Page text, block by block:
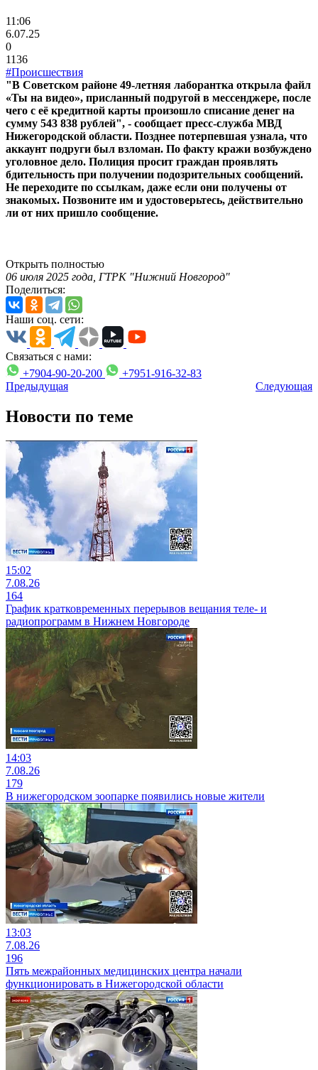
11:06
6.07.25
0
1136
#Происшествия
"В Советском районе 49-летняя лаборантка открыла файл
«Ты на видео», присланный подругой в мессенджере, после
чего с её кредитной карты произошло списание денег на
сумму 543 838 рублей", - сообщает пресс-служба МВД
Нижегородской области. Позднее потерпевшая узнала, что
аккаунт подруги был взломан. По факту кражи возбуждено
уголовное дело. Полиция просит граждан проявлять
бдительность при получении подозрительных сообщений.
Не переходите по ссылкам, даже если они получены от
знакомых. Позвоните им и удостоверьтесь, действительно
ли от них пришло сообщение.
Открыть полностью
06 июля 2025 года, ГТРК "Нижний Новгород"
Поделиться:
Наши соц. сети:
Связаться с нами:
+7904-90-20-200
+7951-916-32-83
Предыдущая
Следующая
Новости по теме
15:02
7.08.26
164
График кратковременных перерывов вещания теле- и
радиопрограмм в Нижнем Новгороде
14:03
7.08.26
179
В нижегородском зоопарке появились новые жители
13:03
7.08.26
196
Пять межрайонных медицинских центра начали
функционировать в Нижегородской области